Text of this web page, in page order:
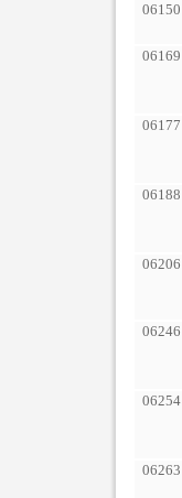
06150
06169
06177
06188
06206
06246
06254
06263